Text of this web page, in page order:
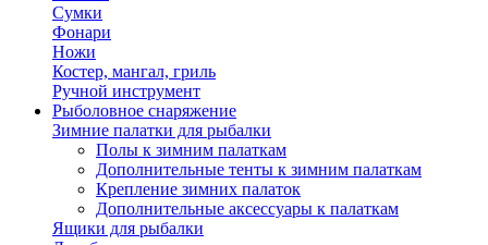
Сумки
Фонари
Ножи
Костер, мангал, гриль
Ручной инструмент
Рыболовное снаряжение
Зимние палатки для рыбалки
Полы к зимним палаткам
Дополнительные тенты к зимним палаткам
Крепление зимних палаток
Дополнительные аксессуары к палаткам
Ящики для рыбалки